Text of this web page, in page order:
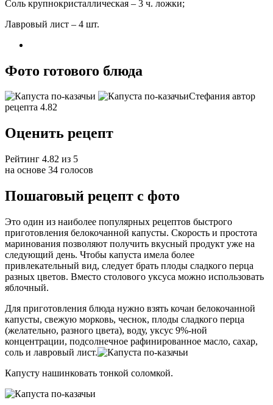
Соль крупнокристаллическая – 3 ч. ложки;
Лавровый лист – 4 шт.
Фото готового блюда
Стефания автор
рецепта 4.82
Оценить рецепт
Рейтинг 4.82 из 5
на основе 34 голосов
Пошаговый рецепт с фото
Это один из наиболее популярных рецептов быстрого
приготовления белокочанной капусты. Скорость и простота
маринования позволяют получить вкусный продукт уже на
следующий день. Чтобы капуста имела более
привлекательный вид, следует брать плоды сладкого перца
разных цветов. Вместо столового уксуса можно использовать
яблочный.
Для приготовления блюда нужно взять кочан белокочанной
капусты, свежую морковь, чеснок, плоды сладкого перца
(желательно, разного цвета), воду, уксус 9%-ной
концентрации, подсолнечное рафинированное масло, сахар,
соль и лавровый лист.
Капусту нашинковать тонкой соломкой.